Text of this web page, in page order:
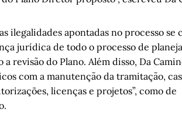
ilegalidades apontadas no processo se
jurídica de todo o processo de
revisão do Plano. Além disso, Da
com a manutenção da tramitação,
licenças e projetos”, como de